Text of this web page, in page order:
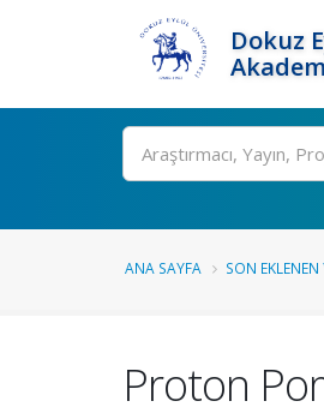
Dokuz
Ara
ANA SAYFA SON EKLENEN
Proton